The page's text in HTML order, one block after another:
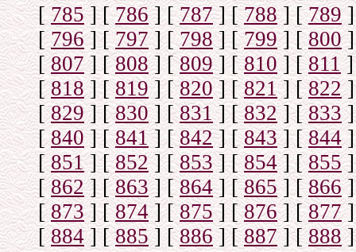
[ 785] [786] [787] [788] [789]
[796] [797] [798] [799] [800]
[807] [808] [809] [810] [ 811]
[818] [819] [820] [821] [822]
[829] [830] [831] [832] [833]
[840] [841] [842] [843] [844]
[851] [852] [853] [854] [855]
[862] [863] [864] [865] [ 866]
[873] [874] [875] [876] [877]
[884] [885] [886] [887] [888]